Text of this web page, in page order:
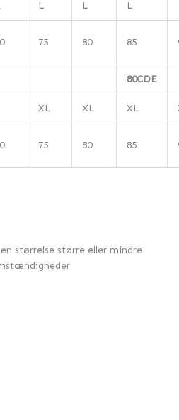
L L L
75 80 85
80CDE
XL XL XL
75 80 85
størrelse større eller mindre